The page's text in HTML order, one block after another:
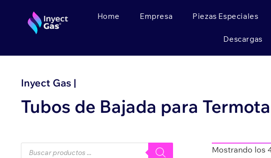
Home Empresa Piezas Especiales
Descargas
Inyect Gas |
Tubos de Bajada para
Mostrando los